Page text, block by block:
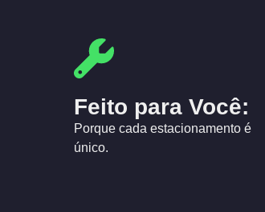
Feito para Você:
Porque cada estacionamento é
único.